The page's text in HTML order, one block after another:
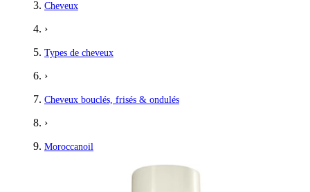
Cheveux
›
Types de cheveux
›
Cheveux bouclés, frisés & ondulés
›
Moroccanoil